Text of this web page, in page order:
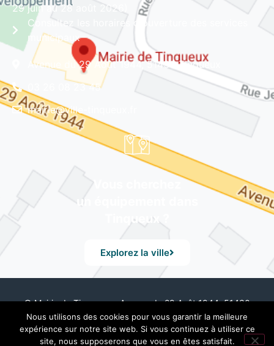
29 juin au 28 août 2026)
Consultez les horaires d'ouverture des services
municipaux
Avenue du 29 Août 1944, 51430 Tinqueux
03 26 08 23 45
mairie@ville-tinqueux.fr
Vous cherchez
un équipement dans
Tinqueux ?
Explorez la ville
© Mairie de Tinqueux – Avenue du 29 Août 1944, 51430
Tinqueux – Tél. 03 26 08 23 45 – Mentions Légales – Design
by UXid
Nous utilisons des cookies pour vous garantir la meilleure
expérience sur notre site web. Si vous continuez à utiliser ce
site, nous supposerons que vous en êtes satisfait.